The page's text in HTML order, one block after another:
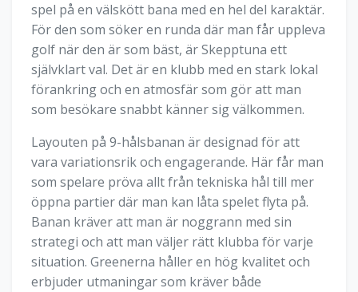
spel på en välskött bana med en hel del karaktär.
För den som söker en runda där man får uppleva
golf när den är som bäst, är Skepptuna ett
självklart val. Det är en klubb med en stark lokal
förankring och en atmosfär som gör att man
som besökare snabbt känner sig välkommen.
Layouten på 9-hålsbanan är designad för att
vara variationsrik och engagerande. Här får man
som spelare pröva allt från tekniska hål till mer
öppna partier där man kan låta spelet flyta på.
Banan kräver att man är noggrann med sin
strategi och att man väljer rätt klubba för varje
situation. Greenerna håller en hög kvalitet och
erbjuder utmaningar som kräver både